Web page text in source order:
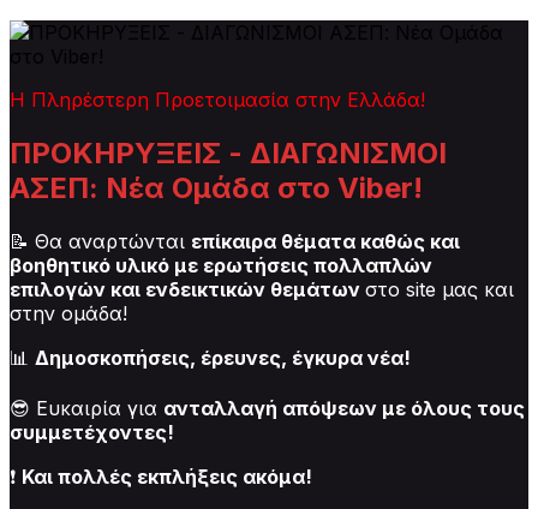
Η Πληρέστερη Προετοιμασία στην Ελλάδα!
ΠΡΟΚΗΡΥΞΕΙΣ - ΔΙΑΓΩΝΙΣΜΟΙ
ΑΣΕΠ: Νέα Ομάδα στο Viber!
📝 Θα αναρτώνται επίκαιρα θέματα καθώς και
βοηθητικό υλικό με ερωτήσεις πολλαπλών
επιλογών και ενδεικτικών θεμάτων στο site μας και
στην ομάδα!
📊 Δημοσκοπήσεις, έρευνες, έγκυρα νέα!
😎 Ευκαιρία για ανταλλαγή απόψεων με όλους τους
συμμετέχοντες!
❗ Και πολλές εκπλήξεις ακόμα!